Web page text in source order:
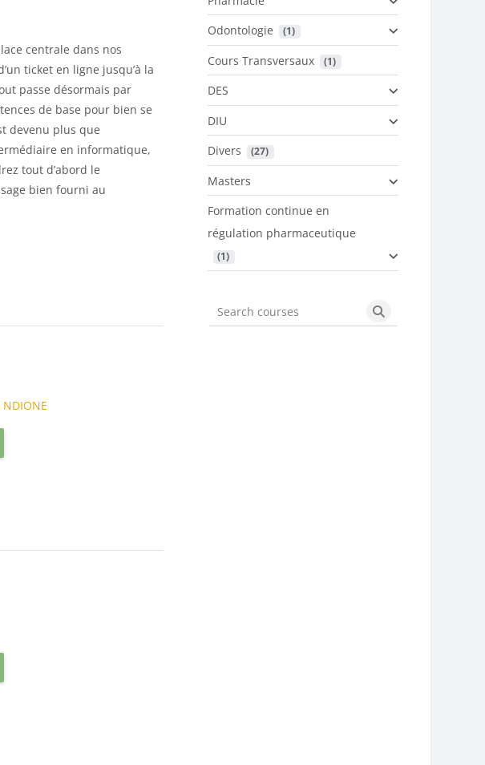
centrale dans nos
ticket en ligne jusqu’à la
passe désormais par
de base pour bien se
devenu plus que
en informatique,
tout d’abord le
bien fourni au
Odontologie
(1)
Cours Transversaux (1)
DES
DIU
Divers
(27)
Masters
Formation continue en
régulation pharmaceutique
(1)
Search courses Search courses